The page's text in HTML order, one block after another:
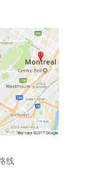
线